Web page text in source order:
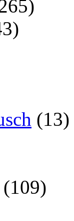
(13)
(109)